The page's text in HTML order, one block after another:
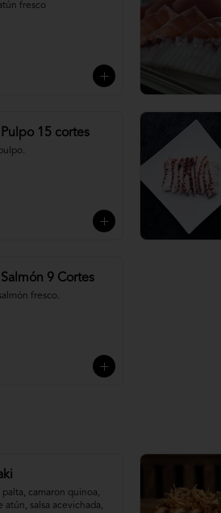
fresco
15 cortes
9 Cortes
fresco.
palta, camaron quinoa,
atún, salsa acevichada,